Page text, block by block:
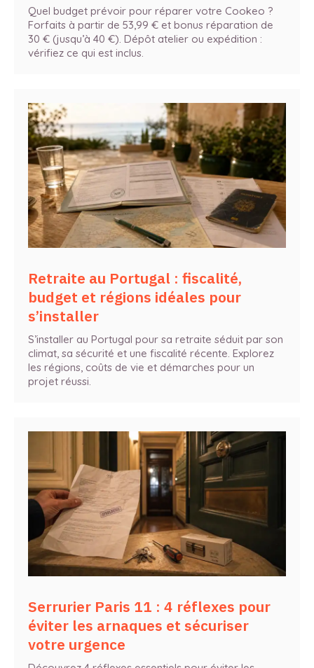
Quel budget prévoir pour réparer votre Cookeo ?
Forfaits à partir de 53,99 € et bonus réparation de
30 € (jusqu’à 40 €). Dépôt atelier ou expédition :
vérifiez ce qui est inclus.
Retraite au Portugal : fiscalité,
budget et régions idéales pour
s’installer
S’installer au Portugal pour sa retraite séduit par son
climat, sa sécurité et une fiscalité récente. Explorez
les régions, coûts de vie et démarches pour un
projet réussi.
Serrurier Paris 11 : 4 réflexes pour
éviter les arnaques et sécuriser
votre urgence